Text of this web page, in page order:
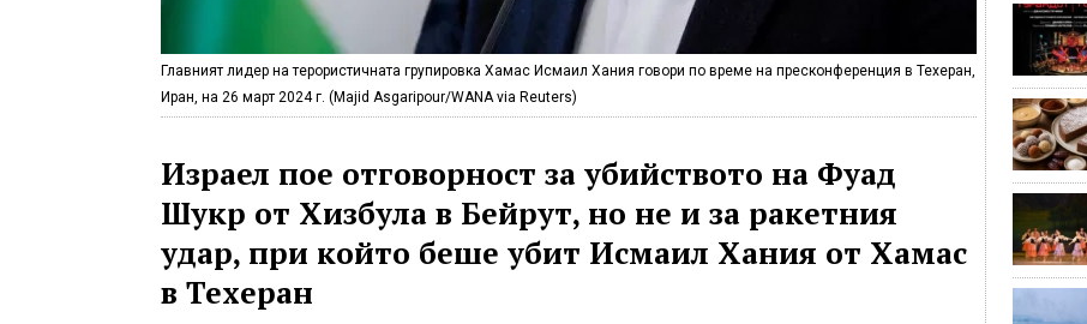
Главният лидер на терористичната групировка Хамас Исмаил Хания говори по време на пресконференция в Техеран,
Иран, на 26 март 2024 г. (Majid Asgaripour/WANA via Reuters)
Израел пое отговорност за убийството на Фуад
Шукр от Хизбула в Бейрут, но не и за ракетния
удар, при който беше убит Исмаил Хания от Хамас
в Техеран